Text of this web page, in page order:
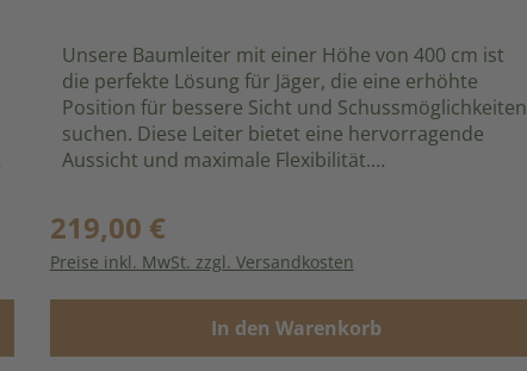
Unsere Baumleiter mit einer Höhe von 400 cm ist
die perfekte Lösung für Jäger, die eine erhöhte
Position für bessere Sicht und Schussmöglichkeiten
suchen. Diese Leiter bietet eine hervorragende
Aussicht und maximale Flexibilität.
Komponenten: Die Leiter und der Sitz sind
vormontiert, was den Aufbau erheblich erleichtert.
Alle anderen Hölzer sind vorgebohrt, um eine
Verschiebbare Gewehrauflage: Die inkludierte
verschiebbare Gewehrauflage ermöglicht es Ihnen,
Regulärer Preis:
219,00 €
Preise inkl. MwSt. zzgl. Versandkosten
In den Warenkorb